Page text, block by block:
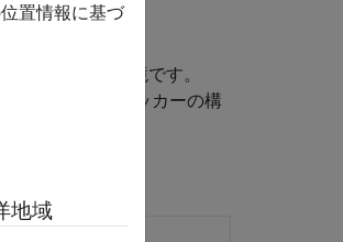
トする統合環境です。
ルの追加、チェッカーの構
置情報に基づ
地域